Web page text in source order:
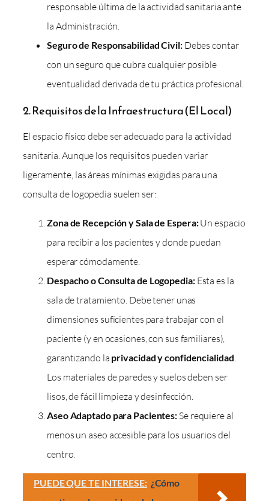
responsable última de la actividad sanitaria ante
la Administración.
Seguro de Responsabilidad Civil:Debes contar
con un seguro que cubra cualquier posible
eventualidad derivada de tu práctica profesional.
2. Requisitos de la Infraestructura (El Local)
El espacio físico debe ser adecuado para la actividad
sanitaria. Aunque los requisitos pueden variar
ligeramente, las áreas mínimas exigidas para una
consulta de logopedia suelen ser:
Zona de Recepción y Sala de Espera:Un espacio
para recibir a los pacientes y donde puedan
esperar cómodamente.
Despacho o Consulta de Logopedia:Esta es la
sala de tratamiento. Debe tener unas
dimensiones suficientes para trabajar con el
paciente (y en ocasiones, con sus familiares),
garantizando la privacidad y confidencialidad.
Los materiales de paredes y suelos deben ser
lisos, de fácil limpieza y desinfección.
Aseo Adaptado para Pacientes:Se requiere al
menos un aseo accesible para los usuarios del
centro.
PUEDE QUE TE INTERESE: ¿Cómo